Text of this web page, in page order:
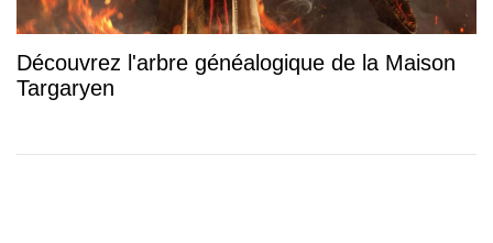
Découvrez l'arbre généalogique de la Maison
Targaryen